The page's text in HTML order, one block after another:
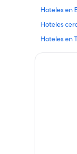
Hoteles en
Hoteles
Hoteles en
Hoteles 3